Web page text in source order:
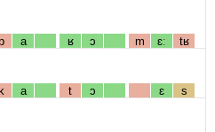
a ʁ ɔ m ɛː tʁ
a t ɔ ɛ s